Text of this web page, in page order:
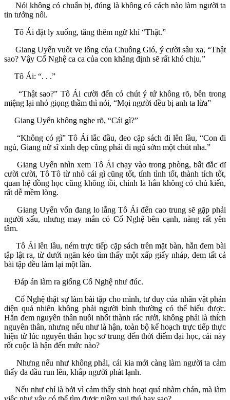
Nói không có chuẩn bị, đúng là không có cách nào làm người ta
tin tưởng nổi.
Tô Ái đặt ly xuống, tăng thêm ngữ khí “Thật.”
Giang Uyển vuốt ve lông của Chuông Gió, ý cười sâu xa, “Thật
sao? Vậy Cố Nghệ ca ca của con khẳng định sẽ rất khó chịu.”
Tô Ái: “. . .”
“Thật sao?” Tô Ái cười đến có chút ý tứ không rõ, bên trong
miệng lại nhỏ giọng thầm thì nói, “Mọi người đều bị anh ta lừa”
Giang Uyển không nghe rõ, “Cái gì?”
“Không có gì” Tô Ái lắc đầu, đeo cặp sách đi lên lầu, “Con đi
ngủ, Giang nữ sĩ xinh đẹp cũng phải đi ngủ sớm một chút nha.”
Giang Uyển nhìn xem Tô Ái chạy vào trong phòng, bất đắc dĩ
cười cười, Tô Tô từ nhỏ cái gì cũng tốt, tính tình tốt, thành tích tốt,
quan hệ đồng học cũng không tồi, chính là hắn không có chủ kiến,
rất dễ mềm lòng.
Giang Uyển vốn đang lo lắng Tô Ái đến cao trung sẽ gặp phải
người xấu, nhưng may mắn có Cố Nghệ bên cạnh, nàng rất yên
tâm.
Tô Ái lên lầu, ném trực tiếp cặp sách trên mặt bàn, hắn đem bài
tập lật ra, từ dưới ngăn kéo tìm thấy một xấp giấy nháp, đem tất cả
bài tập đều làm lại một lần.
Đáp án làm ra giống Cố Nghệ như đúc.
Cố Nghệ thật sự làm bài tập cho mình, tư duy của nhân vật phản
diện quả nhiên không phải người bình thường có thể hiểu được.
Hắn đem nguyên thân nuôi nhốt thành rác rưởi, không phải là thích
nguyên thân, nhưng nếu như là hận, toàn bộ kế hoạch trực tiếp thực
hiện từ lúc nguyên thân học sơ trung đến thời điểm đại học, cái này
rốt cuộc là hận đến mức nào?
Nhưng nếu như không phải, cái kia mới càng làm người ta cảm
thấy da đầu run lên, khắp người phát lạnh.
Nếu như chỉ là bởi vì cảm thấy sinh hoạt quá nhàm chán, mà làm